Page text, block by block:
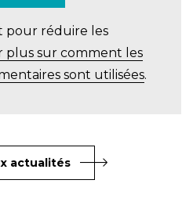
pour réduire les
plus sur comment les
sont utilisées.
actualités